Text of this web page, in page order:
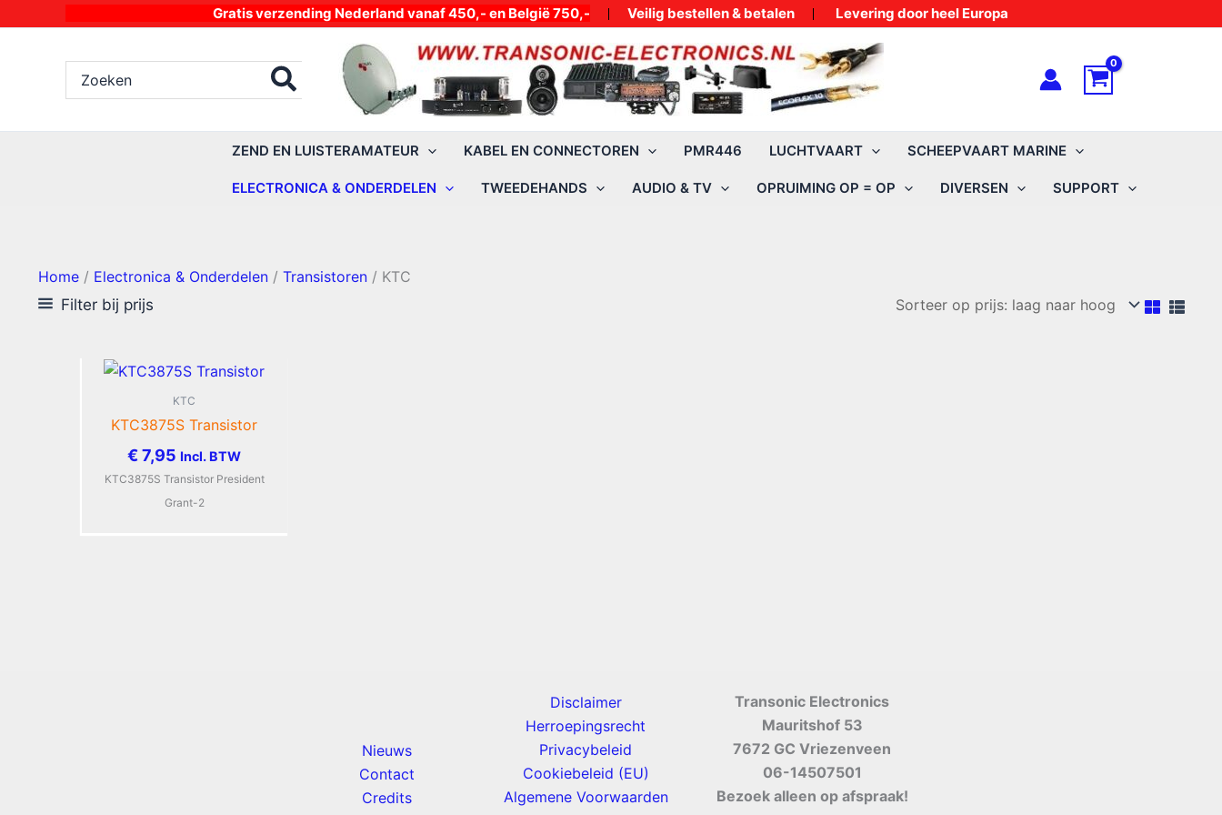
Gratis verzending Nederland vanaf 450,- en België 750,- Veilig bestellen & betalen Levering door heel Europa
naar:
ZEND EN LUISTERAMATEUR KABEL EN CONNECTOREN PMR446 LUCHTVAART SCHEEPVAART MARINE
ELECTRONICA & ONDERDELEN TWEEDEHANDS AUDIO & TV OPRUIMING OP = OP DIVERSEN SUPPORT
Home/ Electronica & Onderdelen/ Transistoren/ KTC
Filter bij prijs
KTC
KTC3875S Transistor
€7,95 Incl. BTW
KTC3875S Transistor President
Grant-2
Nieuws
Contact
Credits
Disclaimer
Herroepingsrecht
Privacybeleid
Cookiebeleid (EU)
Algemene Voorwaarden
Transonic Electronics
Mauritshof 53
7672 GC Vriezenveen
06-14507501
Bezoek alleen op afspraak!